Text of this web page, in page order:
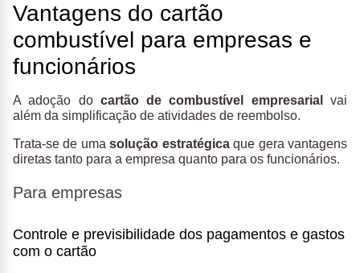
Vantagens do cartão
combustível para empresas e
funcionários
A adoção do cartão de combustível empresarial
vai
além da simplificação de atividades de reembolso.
Trata-se de uma solução estratégicaque gera vantagens
diretas tanto para a empresa quanto para os funcionários.
Para empresas
Controle e previsibilidade dos pagamentos e gastos
com o cartão